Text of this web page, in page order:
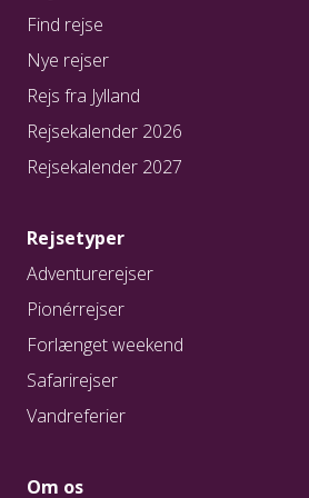
Find rejse
Nye rejser
Rejs fra Jylland
Rejsekalender 2026
Rejsekalender 2027
Rejsetyper
Adventurerejser
Pionérrejser
Forlænget weekend
Safarirejser
Vandreferier
Om os